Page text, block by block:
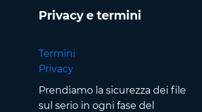
Privacy e termini
Termini
Privacy
Prendiamo la sicurezza dei file
sul serio in ogni fase del